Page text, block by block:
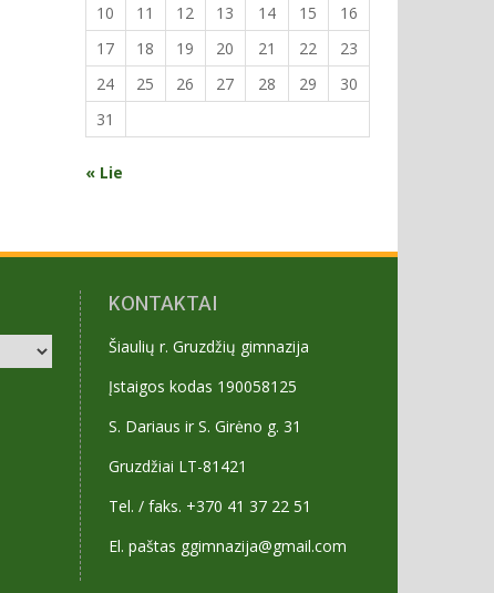
10
11 12 13 14 15
16
17
18 19 20 21 22
23
24
25 26 27 28 29
30
31
« Lie
KONTAKTAI
Šiaulių r. Gruzdžių gimnazija
Įstaigos kodas 190058125
S. Dariaus ir S. Girėno g. 31
Gruzdžiai LT-81421
Tel. / faks. +370 41 37 22 51
El. paštas ggimnazija@gmail.com